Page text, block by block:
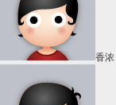
香浓